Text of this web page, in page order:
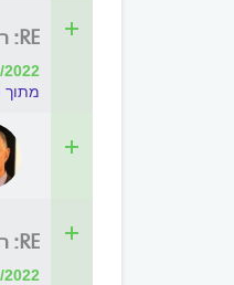
RE: רגישות לאחר סתימה עקב נקודת מגע לא תקינה
11/04/2022
מתוך
RE: רגישות לאחר סתימה עקב נקודת מגע לא תקינה
12/04/2022